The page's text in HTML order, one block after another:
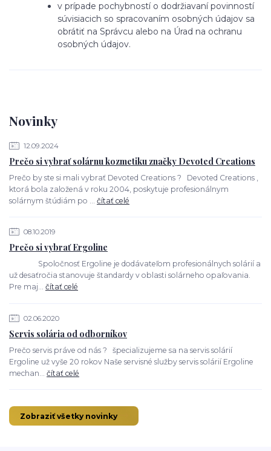
Novinky
12.09.2024
Prečo si vybrať solárnu kozmetiku značky Devoted Creations
Prečo by ste si mali vybrať Devoted Creations ? Devoted Creations ,
ktorá bola založená v roku 2004, poskytuje profesionálnym
solárnym štúdiám po ... čítať celé
08.10.2019
Prečo si vybrať Ergoline
Spoločnosť Ergoline je dodávateľom profesionálnych solárií a
už desaťročia stanovuje štandardy v oblasti solárneho opaľovania.
Pre maj... čítať celé
02.06.2020
Servis solária od odborníkov
Prečo servis práve od nás ? špecializujeme sa na servis solárií
Ergoline už vyše 20 rokov Naše servisné služby servis solárií Ergoline
mechan... čítať celé
Zobraziť všetky novinky
v prípade pochybností o dodržiavaní povinností
súvisiacich so spracovaním osobných údajov sa
obrátiť na Správcu alebo na Úrad na ochranu
osobných údajov.